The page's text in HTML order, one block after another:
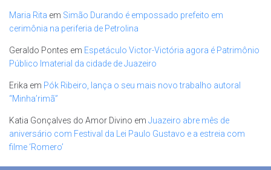
Maria Rita em Simão Durando é empossado prefeito em
cerimônia na periferia de Petrolina
Geraldo Pontes em Espetáculo Victor-Victória agora é Patrimônio
Público Imaterial da cidade de Juazeiro
Erika em Pók Ribeiro, lança o seu mais novo trabalho autoral
“Minha’rimã”
Katia Gonçalves do Amor Divino em Juazeiro abre mês de
aniversário com Festival da Lei Paulo Gustavo e a estreia com
filme ‘Romero’